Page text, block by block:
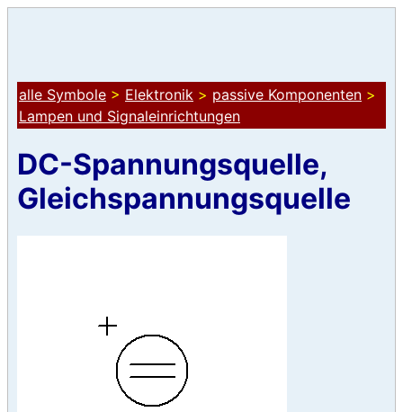
alle Symbole > Elektronik > passive Komponenten >
Lampen und Signaleinrichtungen
DC-Spannungsquelle,
Gleichspannungsquelle